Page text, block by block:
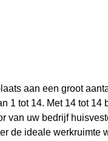
aan een groot
1 tot 14. Met 14 tot
van uw bedrijf
de ideale werkruimte